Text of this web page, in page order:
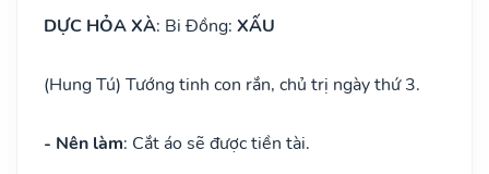
DỰC HỎA XÀ: Bi Đồng: XẤU
(Hung Tú) Tướng tinh con rắn, chủ trị ngày thứ 3.
- Nên làm: Cắt áo sẽ được tiền tài.